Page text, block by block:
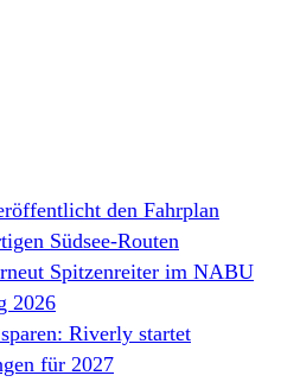
den Fahrplan
Südsee-Routen
Spitzenreiter im NABU
2026
Riverly startet
für 2027